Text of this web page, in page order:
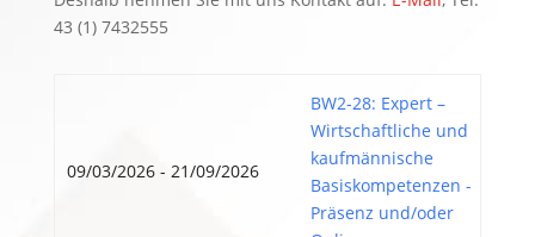
43 (1) 7432555
09/03/2026 - 21/09/2026
BW2-28: Expert –
Wirtschaftliche und
kaufmännische
Basiskompetenzen -
Präsenz und/oder